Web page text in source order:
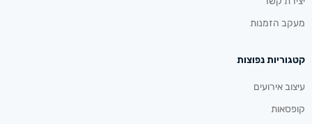
מעקב הזמנות
קטגוריות נפוצות
עיצוב אירועים
קופסאות